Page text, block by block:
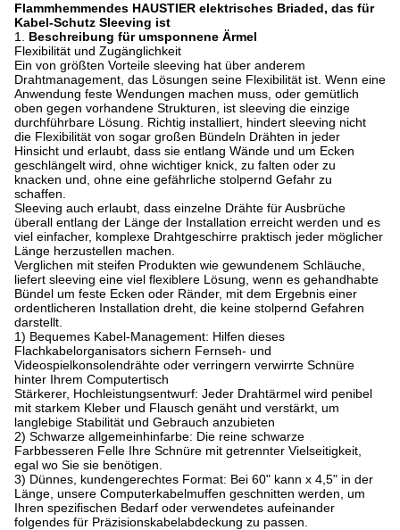
Flammhemmendes HAUSTIER elektrisches Briaded, das für
Kabel-Schutz Sleeving ist
1. Beschreibung für umsponnene Ärmel
Flexibilität und Zugänglichkeit
Ein von größten Vorteile sleeving hat über anderem
Drahtmanagement, das Lösungen seine Flexibilität ist. Wenn eine
Anwendung feste Wendungen machen muss, oder gemütlich
oben gegen vorhandene Strukturen, ist sleeving die einzige
durchführbare Lösung. Richtig installiert, hindert sleeving nicht
die Flexibilität von sogar großen Bündeln Drähten in jeder
Hinsicht und erlaubt, dass sie entlang Wände und um Ecken
geschlängelt wird, ohne wichtiger knick, zu falten oder zu
knacken und, ohne eine gefährliche stolpernd Gefahr zu
schaffen.
Sleeving auch erlaubt, dass einzelne Drähte für Ausbrüche
überall entlang der Länge der Installation erreicht werden und es
viel einfacher, komplexe Drahtgeschirre praktisch jeder möglicher
Länge herzustellen machen.
Verglichen mit steifen Produkten wie gewundenem Schläuche,
liefert sleeving eine viel flexiblere Lösung, wenn es gehandhabte
Bündel um feste Ecken oder Ränder, mit dem Ergebnis einer
ordentlicheren Installation dreht, die keine stolpernd Gefahren
darstellt.
1) Bequemes Kabel-Management: Hilfen dieses
Flachkabelorganisators sichern Fernseh- und
Videospielkonsolendrähte oder verringern verwirrte Schnüre
hinter Ihrem Computertisch
Stärkerer, Hochleistungsentwurf: Jeder Drahtärmel wird penibel
mit starkem Kleber und Flausch genäht und verstärkt, um
langlebige Stabilität und Gebrauch anzubieten
2) Schwarze allgemeinhinfarbe: Die reine schwarze
Farbbesseren Felle Ihre Schnüre mit getrennter Vielseitigkeit,
egal wo Sie sie benötigen.
3) Dünnes, kundengerechtes Format: Bei 60" kann x 4,5" in der
Länge, unsere Computerkabelmuffen geschnitten werden, um
Ihren spezifischen Bedarf oder verwendetes aufeinander
folgendes für Präzisionskabelabdeckung zu passen.